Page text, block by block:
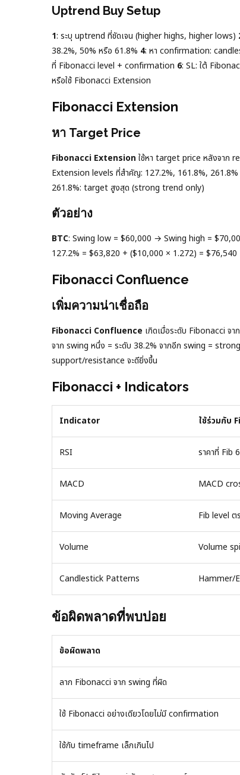
Uptrend Buy Setup
1: ระบุ uptrend ที่ชัดเจน (higher highs, higher lows)
38.2%, 50% หรือ 61.8% 4: หา confirmation:
ที่ Fibonacci level + confirmation 6: SL: ใต้
หรือใช้ Fibonacci Extension
Fibonacci Extension
หา Target Price
Fibonacci Extensionใช้หา target price หลังจาก
Extension levels ที่สำคัญ: 127.2%, 161.8%,
261.8%: target สูงสุด (strong trend only)
ตัวอย่าง
BTC: Swing low = $60,000 → Swing high =
127.2% = $63,820 + ($10,000 × 1.272) =
Fibonacci Confluence
เพิ่มความน่าเชื่อถือ
Fibonacci Confluence เกิดเมื่อระดับ Fibonacci จ
จาก swing หนึ่ง = ระดับ 38.2% จากอีก swing =
support/resistance จะดียิ่งขึ้น
Fibonacci + Indicators
Indicator ใช้ร่วมกับ
RSI ราคาที่ Fib
MACD MACD
Moving Average Fib level
Volume Volume
Candlestick Patterns Hammer/
ข้อผิดพลาดที่พบบ่อย
ข้อผิดพลาด
ลาก Fibonacci จาก swing ที่ผิด
ใช้ Fibonacci อย่างเดียวโดยไม่มี confirmation
ใช้กับ timeframe เล็กเกินไป